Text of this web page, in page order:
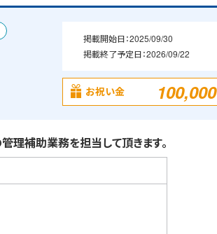
掲載開始日：2025/09/30
掲載終了予定日：2026/09/22
お祝い金 100,000
補助業務を担当して頂きます。